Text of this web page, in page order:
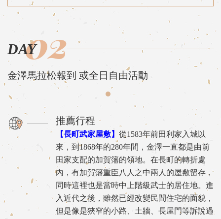
DAY02
金澤馬拉松報到 或全日自由活動
推薦行程
【長町武家屋敷】 從1583年前田利家入城以
來，到1868年的280年間，金澤一直都是由前
田家支配的加賀籓的領地。在長町的轉折處
內，有加賀籓重臣八人之中兩人的屋敷留存，
同時這裡也是當時中上階級武士的居住地。進
入近代之後，雖然已經改變民間住宅的面貌，
但是像是狹窄的小路、土牆、長屋門等訴說過